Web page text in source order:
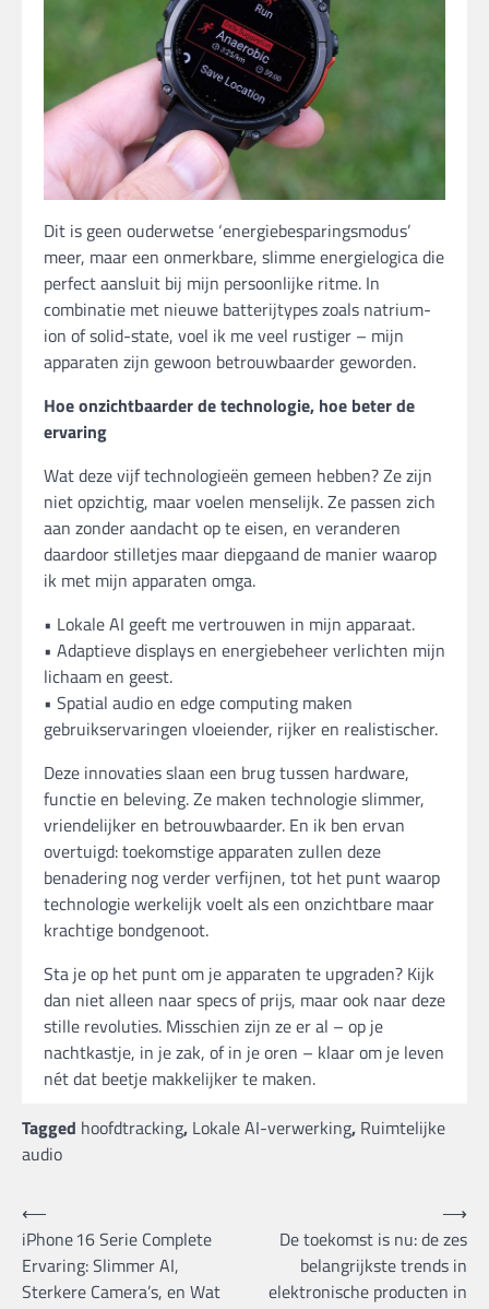
Dit is geen ouderwetse ‘energiebesparingsmodus’
meer, maar een onmerkbare, slimme energielogica die
perfect aansluit bij mijn persoonlijke ritme. In
combinatie met nieuwe batterijtypes zoals natrium-
ion of solid-state, voel ik me veel rustiger – mijn
apparaten zijn gewoon betrouwbaarder geworden.
Hoe onzichtbaarder de technologie, hoe beter de
ervaring
Wat deze vijf technologieën gemeen hebben? Ze zijn
niet opzichtig, maar voelen menselijk. Ze passen zich
aan zonder aandacht op te eisen, en veranderen
daardoor stilletjes maar diepgaand de manier waarop
ik met mijn apparaten omga.
• Lokale AI geeft me vertrouwen in mijn apparaat.
• Adaptieve displays en energiebeheer verlichten mijn
lichaam en geest.
• Spatial audio en edge computing maken
gebruikservaringen vloeiender, rijker en realistischer.
Deze innovaties slaan een brug tussen hardware,
functie en beleving. Ze maken technologie slimmer,
vriendelijker en betrouwbaarder. En ik ben ervan
overtuigd: toekomstige apparaten zullen deze
benadering nog verder verfijnen, tot het punt waarop
technologie werkelijk voelt als een onzichtbare maar
krachtige bondgenoot.
Sta je op het punt om je apparaten te upgraden? Kijk
dan niet alleen naar specs of prijs, maar ook naar deze
stille revoluties. Misschien zijn ze er al – op je
nachtkastje, in je zak, of in je oren – klaar om je leven
nét dat beetje makkelijker te maken.
Tagged hoofdtracking, Lokale AI-verwerking, Ruimtelijke
audio
Bericht
navigatie
⟵
iPhone 16 Serie Complete
Ervaring: Slimmer AI,
Sterkere Camera’s, en Wat
De toekomst is nu: de zes
belangrijkste trends in
elektronische producten in
⟶